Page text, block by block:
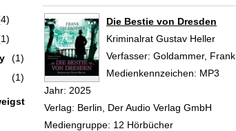
(1)
(1)
Die Bestie von Dresden
Kriminalrat Gustav Heller
Verfasser: Goldammer, Frank
Medienkennzeichen: MP3
Jahr: 2025
Verlag: Berlin, Der Audio Verlag GmbH
Mediengruppe: 12 Hörbücher